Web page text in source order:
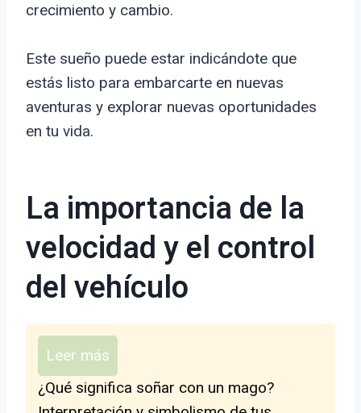
crecimiento y cambio.
Este sueño puede estar indicándote que
estás listo para embarcarte en nuevas
aventuras y explorar nuevas oportunidades
en tu vida.
La importancia de la
velocidad y el control
del vehículo
Leer más
¿Qué significa soñar con un mago?